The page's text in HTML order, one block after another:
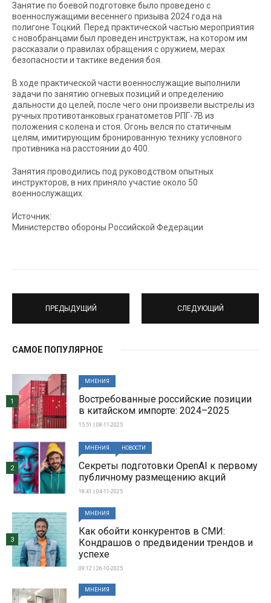
Занятие по боевой подготовке было проведено с
военнослужащими весеннего призыва 2024 года на
полигоне Тоцкий. Перед практической частью мероприятия
с новобранцами был проведен инструктаж, на котором им
рассказали о правилах обращения с оружием, мерах
безопасности и тактике ведения боя.
В ходе практической части военнослужащие выполнили
задачи по занятию огневых позиций и определению
дальности до целей, после чего они произвели выстрелы из
ручных противотанковых гранатометов РПГ-7В из
положения с колена и стоя. Огонь велся по статичным
целям, имитирующим бронированную технику условного
противника на расстоянии до 400.
Занятия проводились под руководством опытных
инструкторов, в них приняло участие около 50
военнослужащих.
Источник:
Министерство обороны Российской Федерации
ПРЕДЫДУЩИЙ СЛЕДУЮЩИЙ
САМОЕ ПОПУЛЯРНОЕ
МНЕНИЯ
Востребованные российские позиции
в китайском импорте: 2024–2025
15:51 | 08-11-2025
1
МНЕНИЯ НОВОСТИ
Секреты подготовки OpenAI к первому
публичному размещению акций
18:41 | 04-11-2025
2
МНЕНИЯ
Как обойти конкурентов в СМИ:
Кондрашов о предвидении трендов и
успехе
09:12 | 26-10-2025
3
МНЕНИЯ